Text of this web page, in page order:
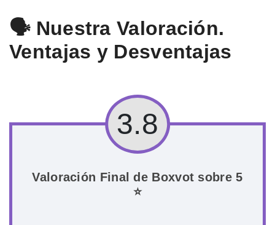
🗣️ Nuestra Valoración.
Ventajas y Desventajas
3.8
Valoración Final de Boxvot sobre 5
⭐